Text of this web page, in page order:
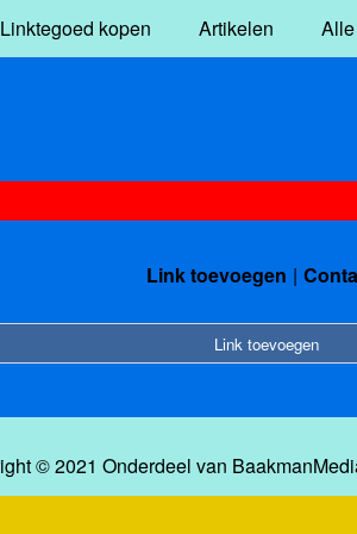
Linktegoed kopen Artikelen
Link toevoegen
Link toevoegen
© 2021 Onderdeel van